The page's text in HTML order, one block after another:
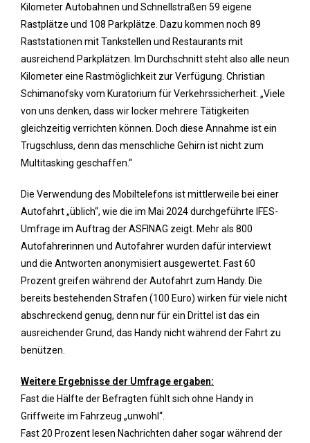
Kilometer Autobahnen und Schnellstraßen 59 eigene
Rastplätze und 108 Parkplätze. Dazu kommen noch 89
Raststationen mit Tankstellen und Restaurants mit
ausreichend Parkplätzen. Im Durchschnitt steht also alle neun
Kilometer eine Rastmöglichkeit zur Verfügung. Christian
Schimanofsky vom Kuratorium für Verkehrssicherheit: „Viele
von uns denken, dass wir locker mehrere Tätigkeiten
gleichzeitig verrichten können. Doch diese Annahme ist ein
Trugschluss, denn das menschliche Gehirn ist nicht zum
Multitasking geschaffen.“
Die Verwendung des Mobiltelefons ist mittlerweile bei einer
Autofahrt „üblich“, wie die im Mai 2024 durchgeführte IFES-
Umfrage im Auftrag der ASFINAG zeigt. Mehr als 800
Autofahrerinnen und Autofahrer wurden dafür interviewt
und die Antworten anonymisiert ausgewertet. Fast 60
Prozent greifen während der Autofahrt zum Handy. Die
bereits bestehenden Strafen (100 Euro) wirken für viele nicht
abschreckend genug, denn nur für ein Drittel ist das ein
ausreichender Grund, das Handy nicht während der Fahrt zu
benützen.
Weitere Ergebnisse der Umfrage ergaben:
Fast die Hälfte der Befragten fühlt sich ohne Handy in
Griffweite im Fahrzeug „unwohl“.
Fast 20 Prozent lesen Nachrichten daher sogar während der